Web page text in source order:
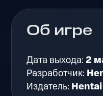
Об игре
Дата выхода: 2
Разработчик:
Издатель: